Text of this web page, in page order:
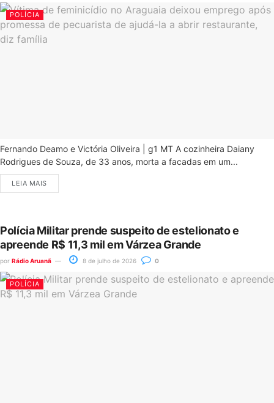
POLÍCIA
Fernando Deamo e Victória Oliveira | g1 MT A cozinheira Daiany
Rodrigues de Souza, de 33 anos, morta a facadas em um...
LEIA MAIS
Polícia Militar prende suspeito de estelionato e
apreende R$ 11,3 mil em Várzea Grande
por Rádio Aruanã 8 de julho de 2026 0
POLÍCIA